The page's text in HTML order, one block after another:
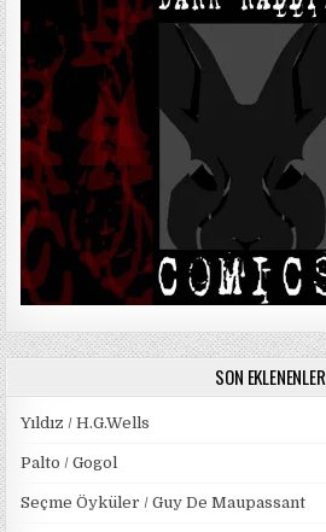
SON EKLENENLER
Yıldız / H.G.Wells
Palto / Gogol
Seçme Öyküler / Guy De Maupassant